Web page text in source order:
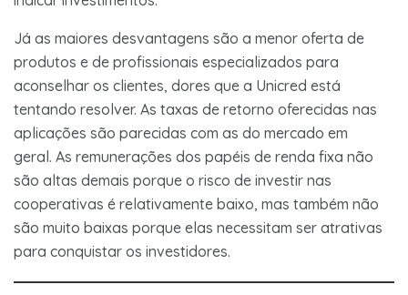
Já as maiores desvantagens são a menor oferta de
produtos e de profissionais especializados para
aconselhar os clientes, dores que a Unicred está
tentando resolver. As taxas de retorno oferecidas nas
aplicações são parecidas com as do mercado em
geral. As remunerações dos papéis de renda fixa não
são altas demais porque o risco de investir nas
cooperativas é relativamente baixo, mas também não
são muito baixas porque elas necessitam ser atrativas
para conquistar os investidores.